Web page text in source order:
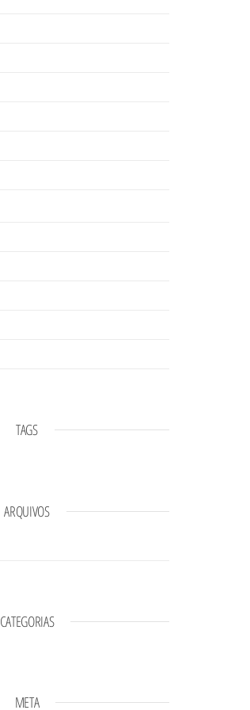
TAGS
ARQUIVOS
CATEGORIAS
META